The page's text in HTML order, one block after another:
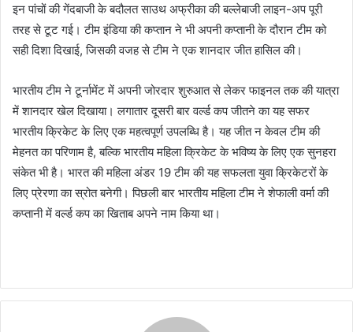
इन पांचों की गेंदबाजी के बदौलत साउथ अफ्रीका की बल्लेबाजी लाइन-अप पूरी
तरह से टूट गई। टीम इंडिया की कप्तान ने भी अपनी कप्तानी के दौरान टीम को
सही दिशा दिखाई, जिसकी वजह से टीम ने एक शानदार जीत हासिल की।
भारतीय टीम ने टूर्नामेंट में अपनी जोरदार शुरुआत से लेकर फाइनल तक की यात्रा
में शानदार खेल दिखाया। लगातार दूसरी बार वर्ल्ड कप जीतने का यह सफर
भारतीय क्रिकेट के लिए एक महत्वपूर्ण उपलब्धि है। यह जीत न केवल टीम की
मेहनत का परिणाम है, बल्कि भारतीय महिला क्रिकेट के भविष्य के लिए एक सुनहरा
संकेत भी है। भारत की महिला अंडर 19 टीम की यह सफलता युवा क्रिकेटरों के
लिए प्रेरणा का स्रोत बनेगी। पिछली बार भारतीय महिला टीम ने शेफाली वर्मा की
कप्तानी में वर्ल्ड कप का खिताब अपने नाम किया था।